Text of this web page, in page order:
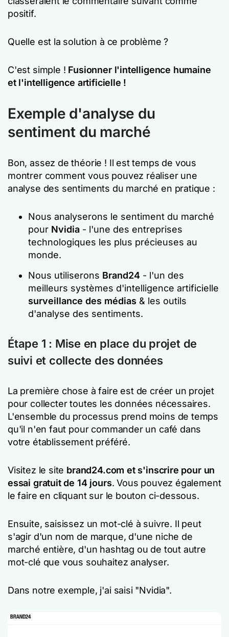
positif.
Quelle est la solution à ce problème ?
C'est simple ! Fusionner l'intelligence humaine
et l'intelligence artificielle !
Exemple d'analyse du
sentiment du marché
Bon, assez de théorie ! Il est temps de vous
montrer comment vous pouvez réaliser une
analyse des sentiments du marché en pratique :
Nous analyserons le sentiment du marché
pour Nvidia - l'une des entreprises
technologiques les plus précieuses au
monde.
Nous utiliserons Brand24 - l'un des
meilleurs systèmes d'intelligence artificielle
surveillance des médias & les outils
d'analyse des sentiments.
Étape 1 : Mise en place du projet de
suivi et collecte des données
La première chose à faire est de créer un projet
pour collecter toutes les données nécessaires.
L'ensemble du processus prend moins de temps
qu'il n'en faut pour commander un café dans
votre établissement préféré.
Visitez le site brand24.com et s'inscrire pour un
essai gratuit de 14 jours. Vous pouvez également
le faire en cliquant sur le bouton ci-dessous.
Ensuite, saisissez un mot-clé à suivre. Il peut
s'agir d'un nom de marque, d'une niche de
marché entière, d'un hashtag ou de tout autre
mot-clé que vous souhaitez analyser.
Dans notre exemple, j'ai saisi "Nvidia".